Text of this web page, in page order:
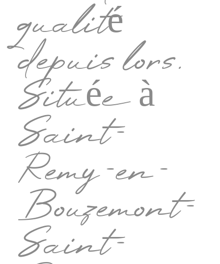
qualité
depuis lors.
Située à
Saint-
Remy-en-
Bouzemont-
Saint-